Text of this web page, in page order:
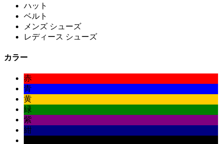
ハット
ベルト
メンズ シューズ
レディース シューズ
カラー
赤
青
黄
緑
紫
紺